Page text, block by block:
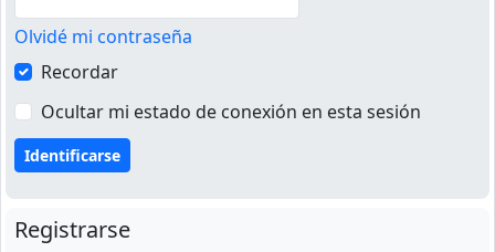
Olvidé mi contraseña
Recordar
Ocultar mi estado de conexión en esta sesión
Registrarse